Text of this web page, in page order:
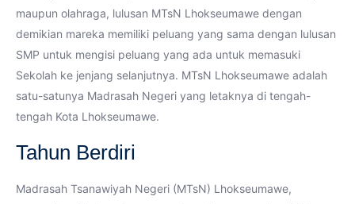
maupun olahraga, lulusan MTsN Lhokseumawe dengan
demikian mareka memiliki peluang yang sama dengan lulusan
SMP untuk mengisi peluang yang ada untuk memasuki
Sekolah ke jenjang selanjutnya. MTsN Lhokseumawe adalah
satu-satunya Madrasah Negeri yang letaknya di tengah-
tengah Kota Lhokseumawe.
Tahun Berdiri
Madrasah Tsanawiyah Negeri (MTsN) Lhokseumawe,